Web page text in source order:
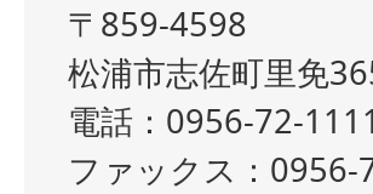
〒859-4598
松浦市志佐町里免
電話：0956-72-1111
ファックス：0956-